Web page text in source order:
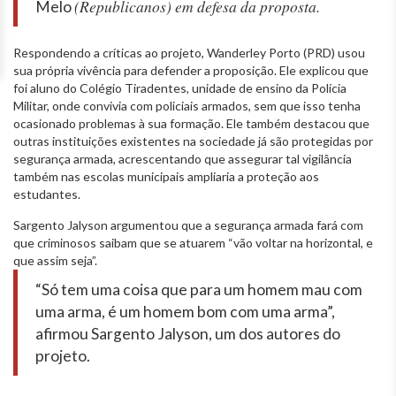
Melo(Republicanos) em defesa da proposta.
Respondendo a críticas ao projeto, Wanderley Porto (PRD) usou
sua própria vivência para defender a proposição. Ele explicou que
foi aluno do Colégio Tiradentes, unidade de ensino da Polícia
Militar, onde convivia com policiais armados, sem que isso tenha
ocasionado problemas à sua formação. Ele também destacou que
outras instituições existentes na sociedade já são protegidas por
segurança armada, acrescentando que assegurar tal vigilância
também nas escolas municipais ampliaria a proteção aos
estudantes.
Sargento Jalyson argumentou que a segurança armada fará com
que criminosos saibam que se atuarem “vão voltar na horizontal, e
que assim seja”.
“Só tem uma coisa que para um homem mau com
uma arma, é um homem bom com uma arma”,
afirmou Sargento Jalyson, um dos autores do
projeto.